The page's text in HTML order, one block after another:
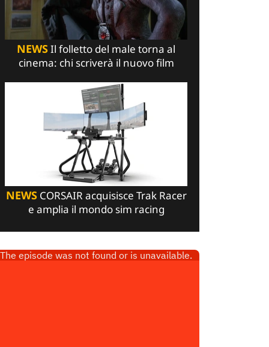
NEWSIl folletto del male torna al
cinema: chi scriverà il nuovo film
NEWSCORSAIR acquisisce Trak Racer
e amplia il mondo sim racing